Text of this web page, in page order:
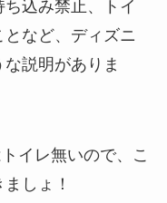
込み禁止、トイ
など、ディズニ
説明がありま
イレ無いので、こ
しょ！